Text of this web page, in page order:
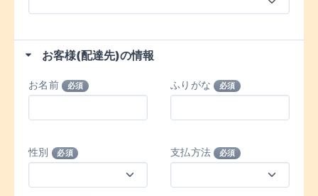
お客様(配達先)の情報
お名前 必須 ふりがな 必須
性別 必須 支払方法 必須